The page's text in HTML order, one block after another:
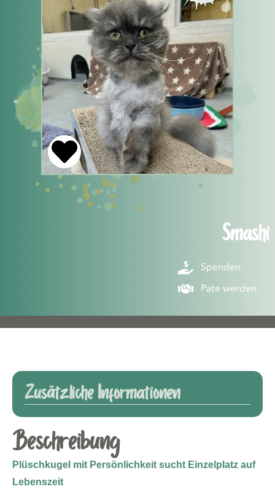
Smashi
Spenden
Pate werden
Zusätzliche Informationen
Beschreibung
Plüschkugel mit Persönlichkeit sucht Einzelplatz auf
Lebenszeit